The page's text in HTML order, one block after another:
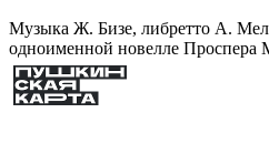
Музыка Ж. Бизе, либретто А.
одноименной новелле Проспера